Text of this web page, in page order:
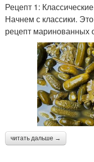
Рецепт 1:
Начнем с классики.
рецепт маринованных
читать дальше →